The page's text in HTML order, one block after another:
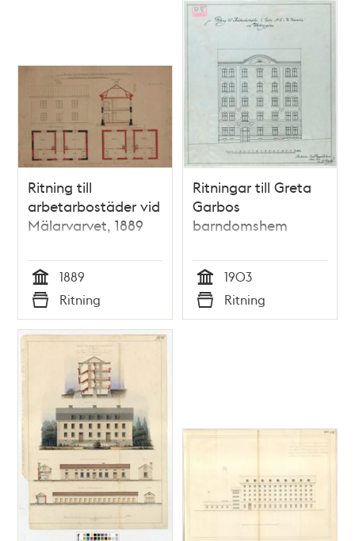
Ritning till
arbetarbostäder vid
Mälarvarvet, 1889
Tid
1889
Typ
Ritning
Ritningar till Greta
Garbos
barndomshem
Tid
1903
Typ
Ritning